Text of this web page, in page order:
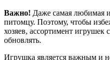
Важно! Даже самая любимая
питомцу. Поэтому, чтобы
хозяев, ассортимент игрушек
обновлять.
Игрушка является важным и